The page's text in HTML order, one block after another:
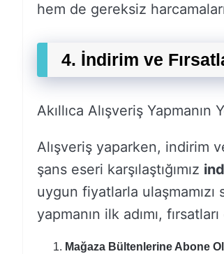
hem de gereksiz
4. İndirim ve
Akıllıca Alışveriş Yapmanın
Alışveriş yaparken, indirim
şans eseri karşılaştığımız
uygun fiyatlarla ulaşmamızı
yapmanın ilk adımı,
Mağaza Bültenlerine Abone